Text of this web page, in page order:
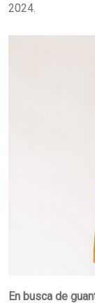
2024.
En busca de